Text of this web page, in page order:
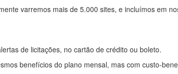
varremos mais de 5.000 sites, e incluímos em
de licitações, no cartão de crédito ou boleto.
benefícios do plano mensal, mas com custo-